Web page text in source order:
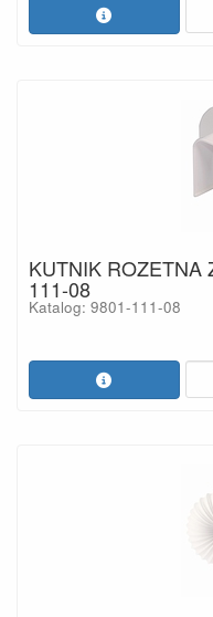
KUTNIK ROZETNA
111-08
Katalog: 9801-111-08